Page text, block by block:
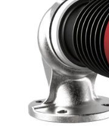
hvězdiček.